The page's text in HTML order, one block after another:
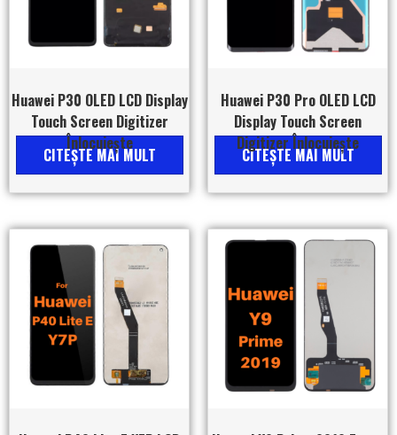
Huawei P30 OLED LCD Display
Touch Screen Digitizer
Înlocuiește
CITEŞTE MAI MULT
Huawei P30 Pro OLED LCD
Display Touch Screen
Digitizer Înlocuiește
CITEŞTE MAI MULT